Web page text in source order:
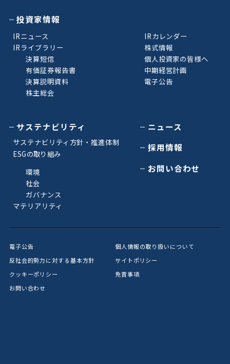
投資家情報
IRニュース
IRライブラリー
決算短信
有価証券報告書
決算説明資料
株主総会
IRカレンダー
株式情報
個人投資家の皆様へ
中期経営計画
電子公告
サステナビリティ
サステナビリティ方針・推進体制
ESGの取り組み
環境
社会
ガバナンス
マテリアリティ
ニュース
採用情報
お問い合わせ
電子公告
個人情報の取り扱いについて
反社会的勢力に対する基本方針
サイトポリシー
クッキーポリシー
免責事項
お問い合わせ